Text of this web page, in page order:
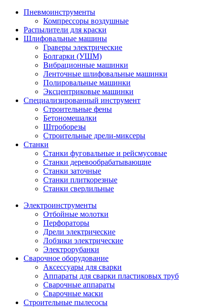
Пневмоинструменты
Компрессоры воздушные
Распылители для краски
Шлифовальные машины
Граверы электрические
Болгарки (УШМ)
Вибрационные машинки
Ленточные шлифовальные машинки
Полировальные машинки
Эксцентриковые машинки
Специализированный инструмент
Строительные фены
Бетономешалки
Штроборезы
Строительные дрели-миксеры
Станки
Станки фуговальные и рейсмусовые
Станки деревообрабатывающие
Станки заточные
Станки плиткорезные
Станки сверлильные
Электроинструменты
Отбойные молотки
Перфораторы
Дрели электрические
Лобзики электрические
Электрорубанки
Сварочное оборудование
Аксессуары для сварки
Аппараты для сварки пластиковых труб
Сварочные аппараты
Сварочные маски
Строительные пылесосы